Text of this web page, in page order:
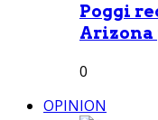
Poggi
Arizona
0
OPINION